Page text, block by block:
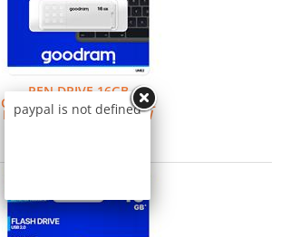
PEN DRIVE 16GB
GOODRAM USB 2.0 UME2
BIANCA con CAP 20R/5W
paypal is not defined